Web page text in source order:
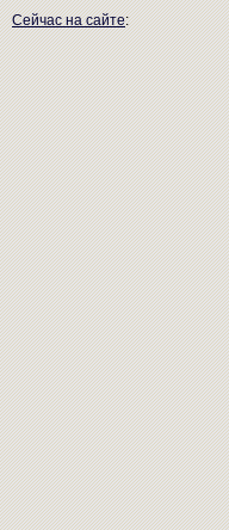
Сейчас на сайте: